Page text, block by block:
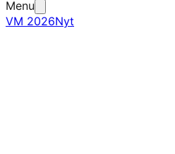
Menu
VM 2026Nyt